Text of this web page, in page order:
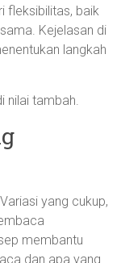
fleksibilitas, baik
Kejelasan di
langkah
nilai tambah.
yang cukup,
membantu
dan apa yang